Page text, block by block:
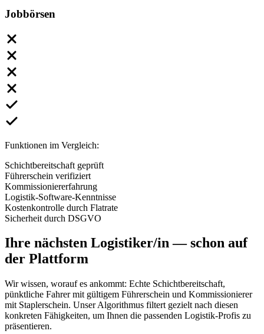
Jobbörsen
Funktionen im Vergleich:
Schichtbereitschaft geprüft
Führerschein verifiziert
Kommissioniererfahrung
Logistik-Software-Kenntnisse
Kostenkontrolle durch Flatrate
Sicherheit durch DSGVO
Ihre nächsten Logistiker/in— schon auf
der Plattform
Wir wissen, worauf es ankommt: Echte Schichtbereitschaft,
pünktliche Fahrer mit gültigem Führerschein und Kommissionierer
mit Staplerschein. Unser Algorithmus filtert gezielt nach diesen
konkreten Fähigkeiten, um Ihnen die passenden Logistik-Profis zu
präsentieren.